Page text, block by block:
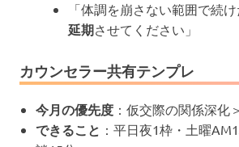
「体調を崩さない範囲で続け
延期させてください」
カウンセラー共有テンプレ
今月の優先度 ：仮交際の関係深化
できること ：平日夜1枠・土曜